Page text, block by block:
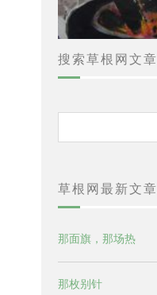
搜索草根网文章
索
草根网最新文章
那面旗，那场热
那枚别针